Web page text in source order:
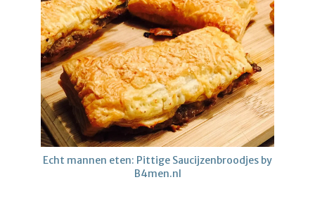
Echt mannen eten: Pittige Saucijzenbroodjes by
B4men.nl